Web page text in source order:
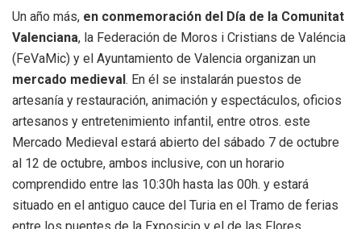
Un año más, en conmemoración del Día de la Comunitat
Valenciana, la Federación de Moros i Cristians de Valéncia
(FeVaMic) y el Ayuntamiento de Valencia organizan un
mercado medieval . En él se instalarán puestos de
artesanía y restauración, animación y espectáculos, oficios
artesanos y entretenimiento infantil, entre otros. este
Mercado Medieval estará abierto del sábado 7 de octubre
al 12 de octubre, ambos inclusive, con un horario
comprendido entre las 10:30h hasta las 00h. y estará
situado en el antiguo cauce del Turia en el Tramo de ferias